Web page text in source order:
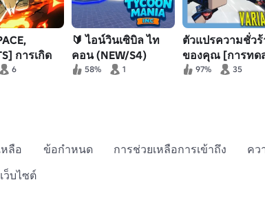
การเกิด
6
🔰 ไอน์วินเซิบิล ไท
คอน (NEW/S4)
58% 1
ตัวแปรความชั่วร้
ของคุณ [การทด
แอนิเมชันอมตะ]
97% 35
ลือ ข้อกำหนด การช่วยเหลือการเข้าถึง
คว
ว็บไซต์